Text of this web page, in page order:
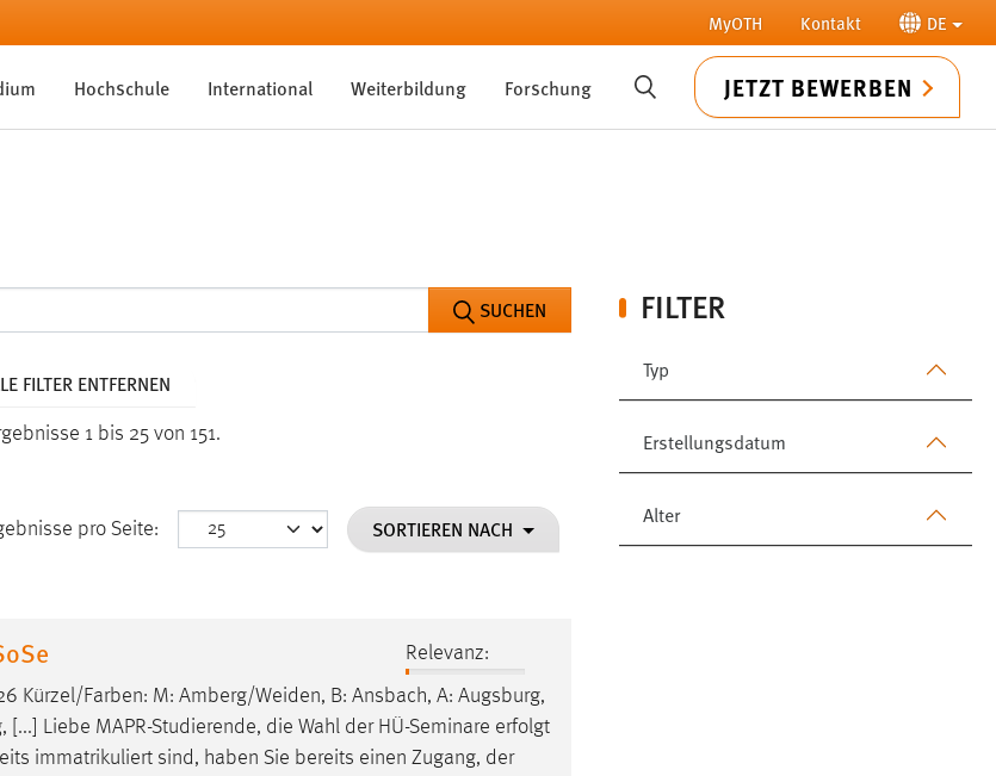
MyOTH Kontakt DE
Hochschule International Weiterbildung Forschung SUCHE JETZT BEWERBEN
FILTER
Typ
Erstellungsdatum
Alter
SUCHEN
FILTER ENTFERNEN
1 bis 25 von 151.
pro Seite: SORTIEREN NACH
Relevanz:
Kürzel/Farben: M: Amberg/Weiden, B: Ansbach, A: Augsburg,
Liebe MAPR-Studierende, die Wahl der HÜ-Seminare erfolgt
immatrikuliert sind, haben Sie bereits einen Zugang, der